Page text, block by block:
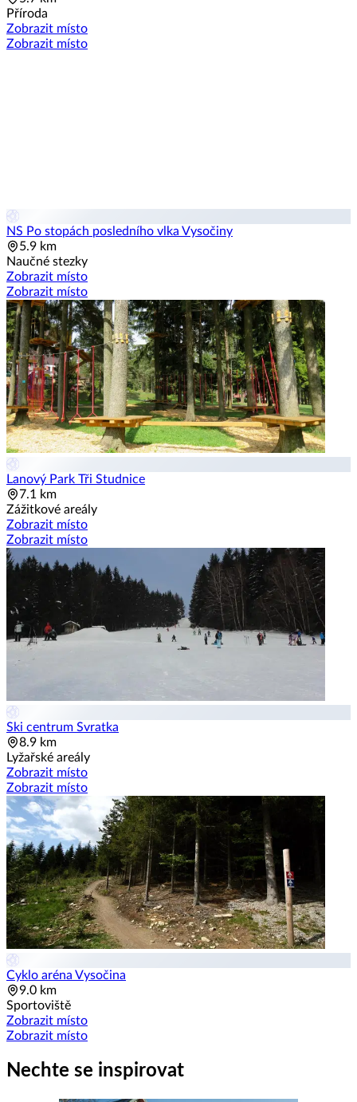
Příroda
Zobrazit místo
Zobrazit místo
NS Po stopách posledního vlka Vysočiny
5.9 km
Naučné stezky
Zobrazit místo
Zobrazit místo
Lanový Park Tři Studnice
7.1 km
Zážitkové areály
Zobrazit místo
Zobrazit místo
Ski centrum Svratka
8.9 km
Lyžařské areály
Zobrazit místo
Zobrazit místo
Cyklo aréna Vysočina
9.0 km
Sportoviště
Zobrazit místo
Zobrazit místo
Nechte se inspirovat